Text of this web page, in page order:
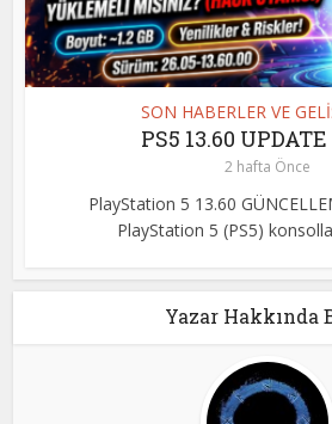
SON HABERLER VE
PS5 13.60
2 hafta Önce
PlayStation 5 13.60
PlayStation 5 (PS5)
Yazar Hakkında